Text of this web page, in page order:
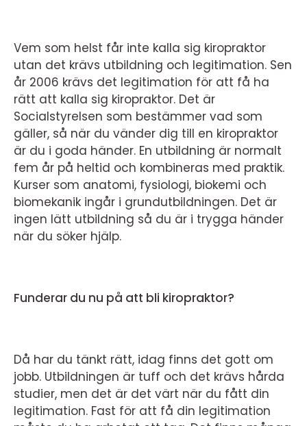
Vem som helst får inte kalla sig kiropraktor
utan det krävs utbildning och legitimation. Sen
år 2006 krävs det legitimation för att få ha
rätt att kalla sig kiropraktor. Det är
Socialstyrelsen som bestämmer vad som
gäller, så när du vänder dig till en kiropraktor
är du i goda händer. En utbildning är normalt
fem år på heltid och kombineras med praktik.
Kurser som anatomi, fysiologi, biokemi och
biomekanik ingår i grundutbildningen. Det är
ingen lätt utbildning så du är i trygga händer
när du söker hjälp.
Funderar du nu på att bli kiropraktor?
Då har du tänkt rätt, idag finns det gott om
jobb. Utbildningen är tuff och det krävs hårda
studier, men det är det värt när du fått din
legitimation. Fast för att få din legitimation